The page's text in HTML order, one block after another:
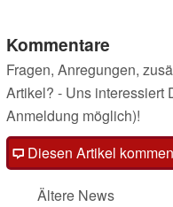
Kommentare
Fragen, Anregungen,
Artikel? - Uns interessiert
Anmeldung möglich)!
Diesen Artikel
Ältere News